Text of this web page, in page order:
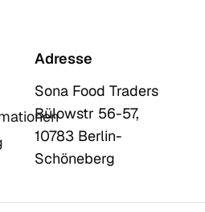
Adresse
Sona Food Traders
Bülowstr 56-57,
10783 Berlin-
Schöneberg